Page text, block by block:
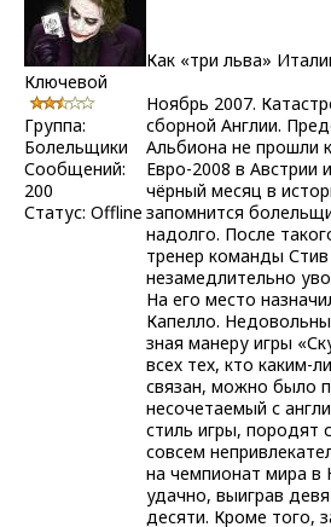
Ключевой
Группа:
Болельщики
Сообщений:
200
Статус: Offline
Как «три льва»
Ноябрь 2007.
сборной Англии.
Альбиона не прошли
Евро-2008 в Австрии
чёрный месяц в
запомнится
надолго. После
тренер команды
незамедлительно
На его место
Капелло.
зная манеру игры
всех тех, кто каким-
связан, можно было
несочетаемый с
стиль игры, породят
совсем
на чемпионат мира
удачно, выиграв
десяти. Кроме того,